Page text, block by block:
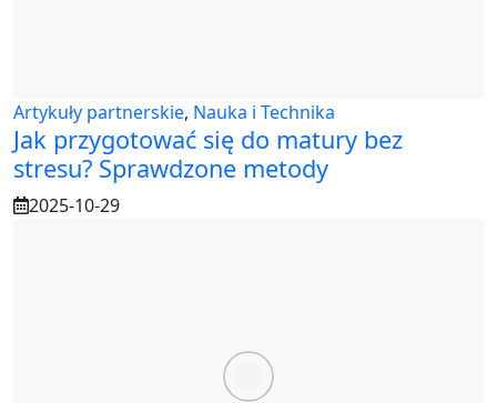
Artykuły partnerskie, Nauka i Technika
Jak przygotować się do matury bez
stresu? Sprawdzone metody
2025-10-29